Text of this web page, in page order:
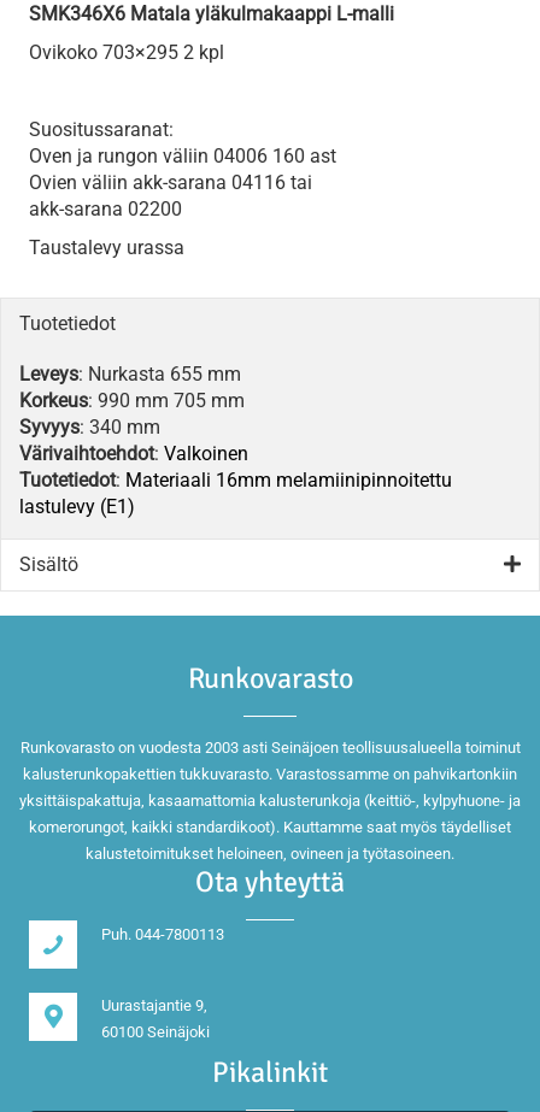
SMK346X6 Matala yläkulmakaappi L-malli
Ovikoko 703×295 2 kpl
Suositussaranat:
Oven ja rungon väliin 04006 160 ast
Ovien väliin akk-sarana 04116 tai
akk-sarana 02200
Taustalevy urassa
Tuotetiedot
Leveys: Nurkasta 655 mm
Korkeus: 990 mm 705 mm
Syvyys: 340 mm
Värivaihtoehdot: Valkoinen
Tuotetiedot: Materiaali 16mm melamiinipinnoitettu
lastulevy (E1)
Sisältö
Runkovarasto
Runkovarasto on vuodesta 2003 asti Seinäjoen teollisuusalueella toiminut
kalusterunkopakettien tukkuvarasto. Varastossamme on pahvikartonkiin
yksittäispakattuja, kasaamattomia kalusterunkoja (keittiö-, kylpyhuone- ja
komerorungot, kaikki standardikoot). Kauttamme saat myös täydelliset
kalustetoimitukset heloineen, ovineen ja työtasoineen.
Ota yhteyttä
Puh. 044-7800113
Uurastajantie 9,
60100 Seinäjoki
Pikalinkit